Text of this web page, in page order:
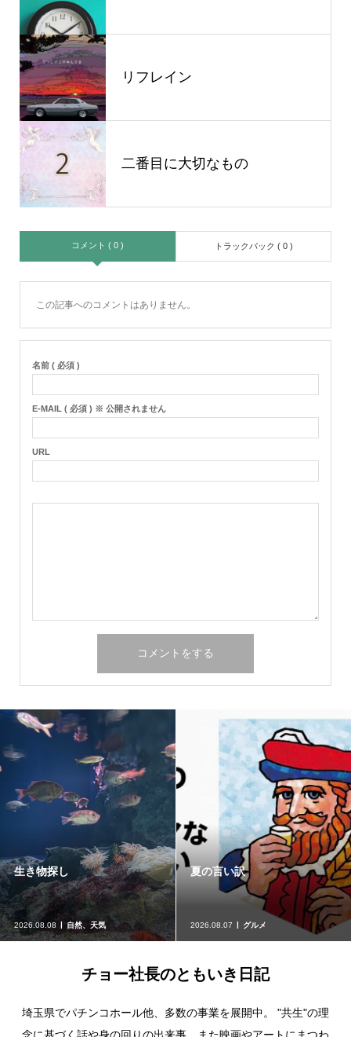
リフレイン
二番目に大切なもの
コメント ( 0 ) トラックバック ( 0 )
この記事へのコメントはありません。
名前 ( 必須 )
E-MAIL ( 必須 ) ※ 公開されません
URL
生き物探し
2026.08.08 自然、天気
夏の言い訳
2026.08.07 グルメ
チョー社長のともいき日記
埼玉県でパチンコホール他、多数の事業を展開中。 "共生"の理